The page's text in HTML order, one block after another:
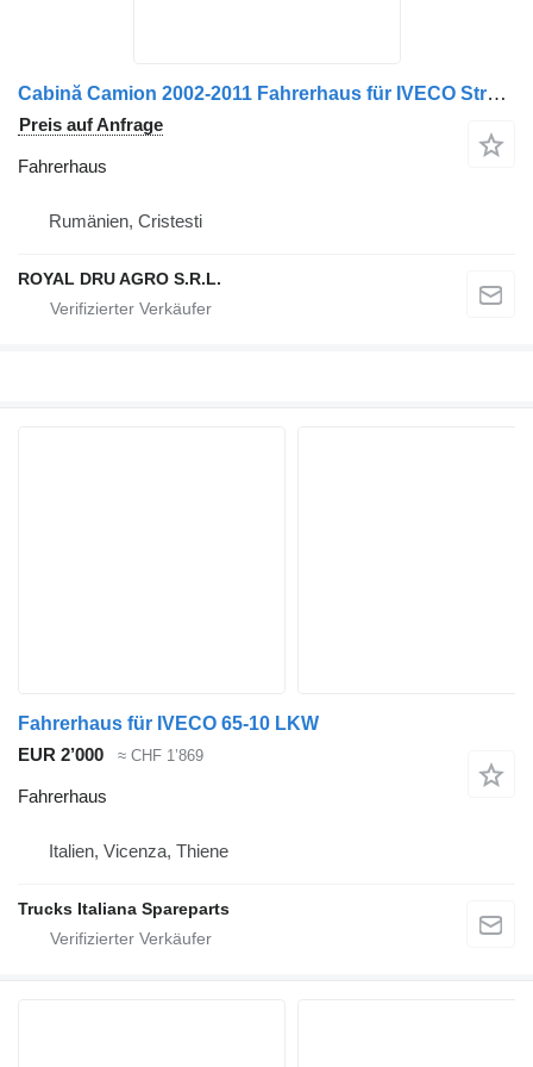
Cabină Camion 2002-2011 Fahrerhaus für IVECO Stralis LKW
Preis auf Anfrage
Fahrerhaus
Rumänien, Cristesti
ROYAL DRU AGRO S.R.L.
Fahrerhaus für IVECO 65-10 LKW
EUR 2’000
≈ CHF 1’869
Fahrerhaus
Italien, Vicenza, Thiene
Trucks Italiana Spareparts